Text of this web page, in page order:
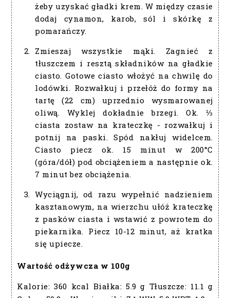
żeby uzyskać gładki krem. W między czasie
dodaj cynamon, karob, sól i skórkę z
pomarańczy.
Zmieszaj wszystkie mąki. Zagnieć z
tłuszczem i resztą składników na gładkie
ciasto. Gotowe ciasto włożyć na chwilę do
lodówki. Rozwałkuj i przełóż do formy na
tartę (22 cm) uprzednio wysmarowanej
oliwą. Wyklej dokładnie brzegi. Ok. ⅓
ciasta zostaw na krateczkę - rozwałkuj i
potnij na paski. Spód nakłuj widelcem.
Ciasto piecz ok. 15 minut w 200°C
(góra/dół) pod obciążeniem a następnie ok.
7 minut bez obciążenia.
Wyciągnij, od razu wypełnić nadzieniem
kasztanowym, na wierzchu ułóż krateczkę
z pasków ciasta i wstawić z powrotem do
piekarnika. Piecz 10-12 minut, aż kratka
się upiecze.
Wartość odżywcza w 100g
Kalorie:360 kcal Białka:5.9 g Tłuszcze: 11.1 g